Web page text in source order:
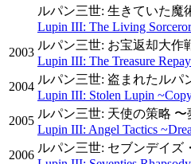
ルパン三世: 生きていた魔
Lupin III: The Living Sorceror
2003
ルパン三世: お宝返却大作
Lupin III: The Treasure
2004
ルパン三世: 盗まれたルパ
Lupin III: Stolen Lupin
2005
ルパン三世: 天使の策略
Lupin III: Angel Tactics
2006
ルパン三世: セブンデイズ